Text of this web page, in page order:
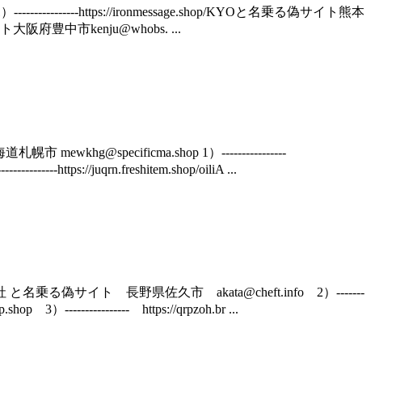
https://ironmessage.shop/KYOと名乗る偽サイト熊本
大阪府豊中市kenju@whobs. ...
札幌市 mewkhg@specificma.shop 1）----------------
https://juqrn.freshitem.shop/oiliA ...
と名乗る偽サイト 長野県佐久市 akata@cheft.info 2）-------
3）---------------- https://qrpzoh.br ...